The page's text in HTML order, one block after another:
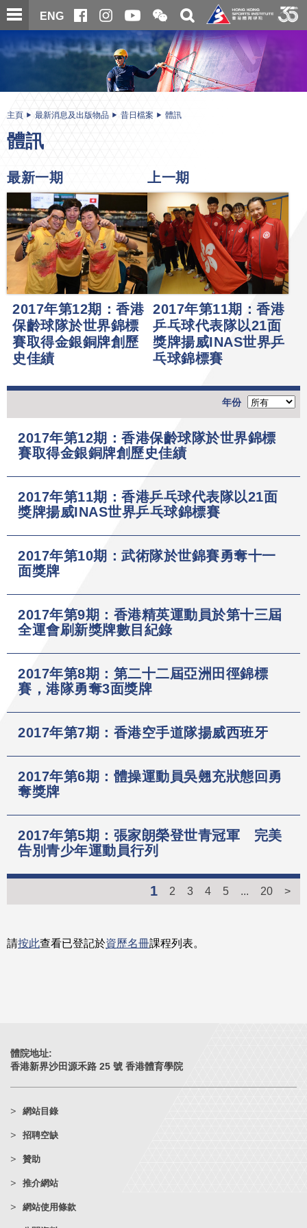
跳
至
內
ENG
開
合
微
信
二
維
碼
關
搜
尋
内
主頁 最新消息及出版物品 昔日檔案 體訊
體訊
最新一期
2017年第12期：香港
保齡球隊於世界錦標
賽取得金銀銅牌創歷
史佳績
上一期
2017年第11期：香港
乒乓球代表隊以21面
獎牌揚威INAS世界乒
乓球錦標賽
年份
2017年第12期：香港保齡球隊於世界錦標
賽取得金銀銅牌創歷史佳績
2017年第11期：香港乒乓球代表隊以21面
獎牌揚威INAS世界乒乓球錦標賽
2017年第10期：武術隊於世錦賽勇奪十一
面獎牌
2017年第9期：香港精英運動員於第十三屆
全運會刷新獎牌數目紀錄
2017年第8期：第二十二屆亞洲田徑錦標
賽，港隊勇奪3面獎牌
2017年第7期：香港空手道隊揚威西班牙
2017年第6期：體操運動員吳翹充狀態回勇
奪獎牌
2017年第5期：張家朗榮登世青冠軍 完美
告別青少年運動員行列
1 2 3 4 5 20 >
請按此查看已登記於資歷名冊課程列表。
體院地址:
香港新界沙田源禾路 25 號 香港體育學院
網站目錄
招聘空缺
贊助
推介網站
網站使用條款